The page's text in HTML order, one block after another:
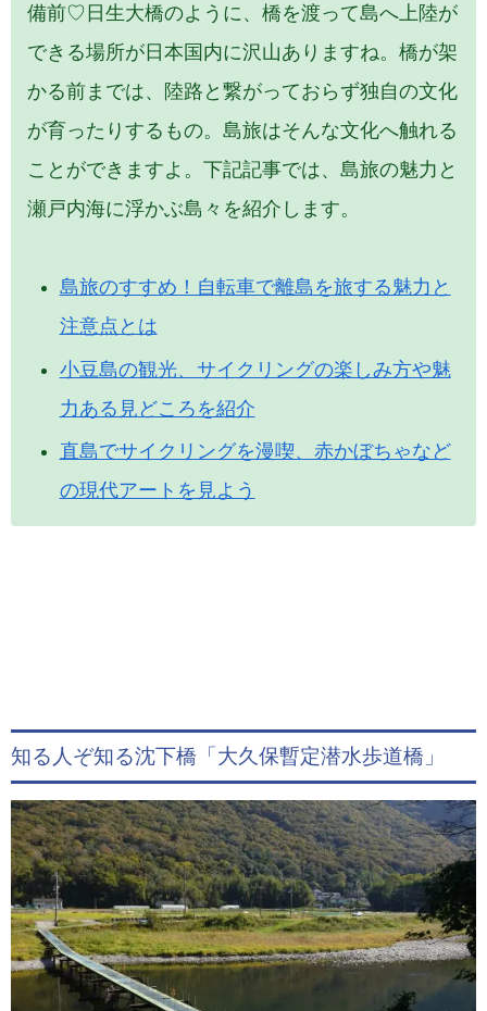
備前♡日生大橋のように、橋を渡って島へ上陸が
できる場所が日本国内に沢山ありますね。橋が架
かる前までは、陸路と繋がっておらず独自の文化
が育ったりするもの。島旅はそんな文化へ触れる
ことができますよ。下記記事では、島旅の魅力と
瀬戸内海に浮かぶ島々を紹介します。
島旅のすすめ！自転車で離島を旅する魅力と
注意点とは
小豆島の観光、サイクリングの楽しみ方や魅
力ある見どころを紹介
直島でサイクリングを漫喫、赤かぼちゃなど
の現代アートを見よう
知る人ぞ知る沈下橋「大久保暫定潜水歩道橋」